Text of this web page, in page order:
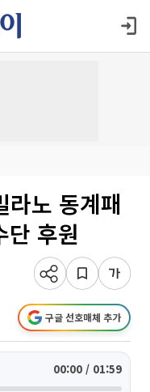
라노 동계패
단 후원
구글 선호매체 추가
00:00 / 01:59